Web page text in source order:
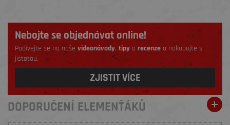
Nebojte se objednávat online!
Podívejte se na naše videonávody,tipy a recenzea nakupujte s
jistotou.
ZJISTIT VÍCE
DOPORUČENÍ ELEMENŤÁKŮ